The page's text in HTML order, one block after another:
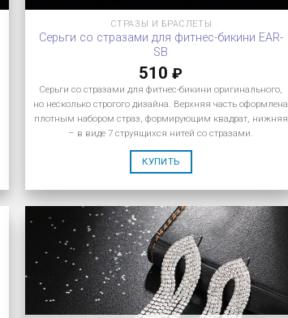
СТРАЗЫ И БРАСЛЕТЫ
Серьги со стразами для фитнес-бикини EAR-
SB
510₽
Серьги со стразами для фитнес-бикини оригинального,
но несколько строгого дизайна. Верхняя часть оформлена
плотным набором страз, формирующим квадрат, нижняя
– в виде 7 струящихся нитей со стразами.
КУПИТЬ